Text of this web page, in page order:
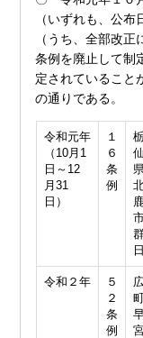
（いずれも、公
（うち、全部改
条例を廃止して制
定されていること
の通りである。
令和元年
（10月1
日～12
月31
日）
１
６
条
例
令和２年
５
２
条
例